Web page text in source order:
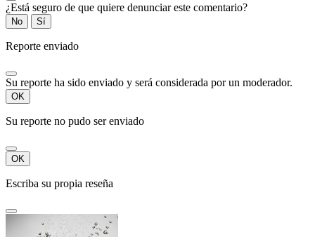
¿Está seguro de que quiere denunciar este comentario?
No Sí
Reporte enviado
Su reporte ha sido enviado y será considerada por un moderador.
OK
Su reporte no pudo ser enviado
OK
Escriba su propia reseña